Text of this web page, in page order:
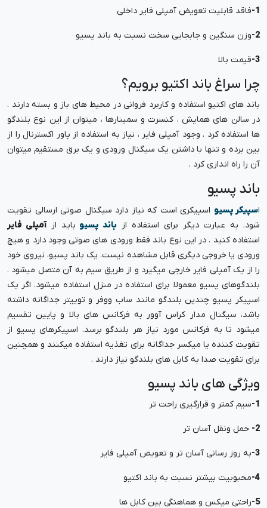
1- فاقد قابلیت تعویض آمپلی فایر داخلی
2- وزن سنگین و جابجایی سخت نسبت به باند پسیو
3- قیمت بالا
چرا سراغ باند اکتیو برویم؟
باند های اکتیو استفاده و کاربرد فروانی در محیط های باز و بسته دارند .
در سالن های همایش ، کنسرت و سمینارها ، میتوان از این نوع بلندگو
ها استفاده کرد . وجود آمپلی فایر ، نیاز به استفاده از پاور اکسترنال را از
بین برده و تنها با داشتن یک سیگنال ورودی و یک برق مستقیم میتوان
آن را راه اندازی کرد .
باند پسیو
اسپیکر پسیو اسپیکری است که نیاز دارد سیگنال صوتی ارسالی تقویت
شود. به عبارت دیگر برای استفاده از باند پسیو باید ازآمپلی فایر
استفاده کنید . در این نوع باند فقط ورودی های صوتی وجود دارد و هیچ
ورودی یا خروجی دیگری قابل مشاهده نیست. یک باند پسیو، نیروی خود
را از یک آمپلی فایر خارجی میگیرد و از طریق سیم به آن متصل میشود .
بلندگوهای پسیو معمولا برای استفاده در منزل استفاده میشود. اگر یک
اسپیکر پسیو چندین بلندگو مانند ساب ووفر و توییتر جداگانه داشته
باشد، سیگنال مدار کراس آوور به فرکانس های بالا و پایین تقسیم
میشود تا به فرکانس مورد نیاز هر بلندگو برسد. اسپیکرهای پسیو از
تقویت کننده یا میکسر جداگانه برای تغذیه استفاده میکنند و همچنین
برای تقویت صدا به کابل های بلندگو نیاز دارند .
ویژگی های باند پسیو
1- سیم کمتر و قرارگیری راحت تر
2- حمل ونقل آسان تر
3- به روز رسانی آسان تر و تعویض آمپلی فایر
4- محبوبیت بیشتر نسبت به باند اکتیو
5- راحتی میکس و هماهنگی بین کابل ها